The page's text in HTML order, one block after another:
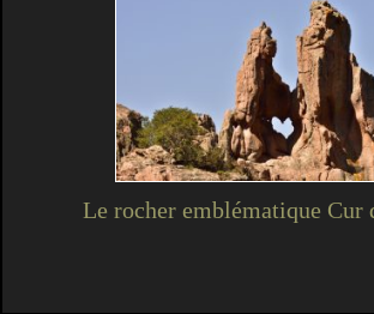
Le rocher emblématique Cur